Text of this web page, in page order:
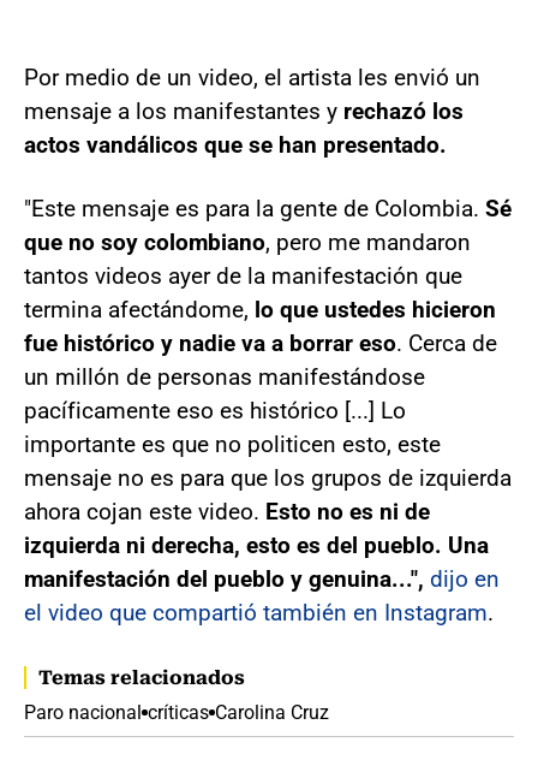
Por medio de un video, el artista les envió un
mensaje a los manifestantes y rechazó los
actos vandálicos que se han presentado.
"Este mensaje es para la gente de Colombia. Sé
que no soy colombiano, pero me mandaron
tantos videos ayer de la manifestación que
termina afectándome, lo que ustedes hicieron
fue histórico y nadie va a borrar eso. Cerca de
un millón de personas manifestándose
pacíficamente eso es histórico [...] Lo
importante es que no politicen esto, este
mensaje no es para que los grupos de izquierda
ahora cojan este video. Esto no es ni de
izquierda ni derecha, esto es del pueblo. Una
manifestación del pueblo y genuina...", dijo en
el video que compartió también en Instagram.
Temas relacionados
Paro nacional críticas Carolina Cruz